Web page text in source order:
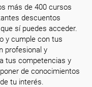
más de 400 cursos
descuentos
sí puedes acceder.
y cumple con tus
profesional y
tus competencias y
de conocimientos
tu interés.